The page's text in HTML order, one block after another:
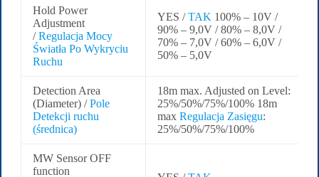
Hold Power
Adjustment
/Regulacja Mocy
Światła Po Wykryciu
Ruchu
YES /TAK100% – 10V /
90% – 9,0V / 80% – 8,0V /
70% – 7,0V / 60% – 6,0V /
50% – 5,0V
Detection Area
(Diameter) /Pole
Detekcji ruchu
(średnica)
18m max. Adjusted on Level:
25%/50%/75%/100% 18m
max Regulacja Zasięgu:
25%/50%/75%/100%
MW Sensor OFF
function